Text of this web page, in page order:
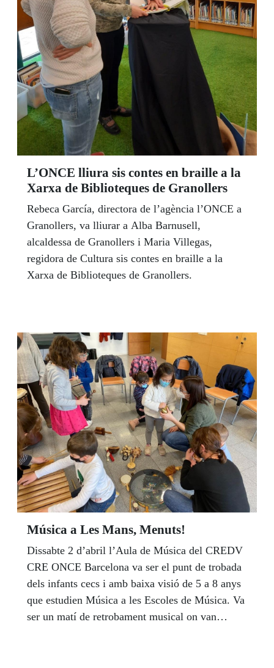
L’ONCE lliura sis contes en braille a la
Xarxa de Biblioteques de Granollers
Rebeca García, directora de l’agència l’ONCE a
Granollers, va lliurar a Alba Barnusell,
alcaldessa de Granollers i Maria Villegas,
regidora de Cultura sis contes en braille a la
Xarxa de Biblioteques de Granollers.
Música a Les Mans, Menuts!
Dissabte 2 d’abril l’Aula de Música del CREDV
CRE ONCE Barcelona va ser el punt de trobada
dels infants cecs i amb baixa visió de 5 a 8 anys
que estudien Música a les Escoles de Música. Va
ser un matí de retrobament musical on van